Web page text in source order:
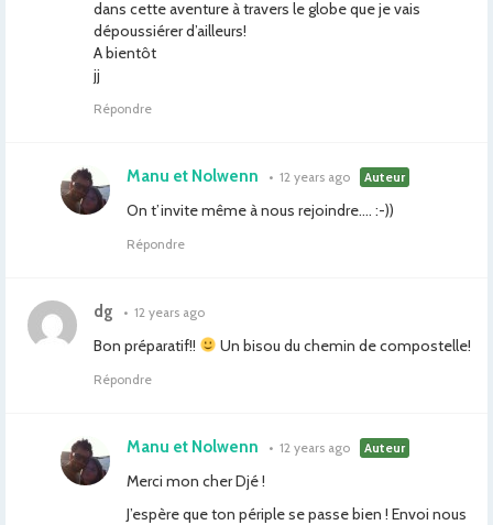
dans cette aventure à travers le globe que je vais
dépoussiérer d’ailleurs!
A bientôt
jj
Répondre
Manu et Nolwenn • 12 years ago Auteur
On t’invite même à nous rejoindre…. :-))
Répondre
dg • 12 years ago
Bon préparatif!! Un bisou du chemin de compostelle!
Répondre
Manu et Nolwenn • 12 years ago Auteur
Merci mon cher Djé !
J’espère que ton périple se passe bien ! Envoi nous